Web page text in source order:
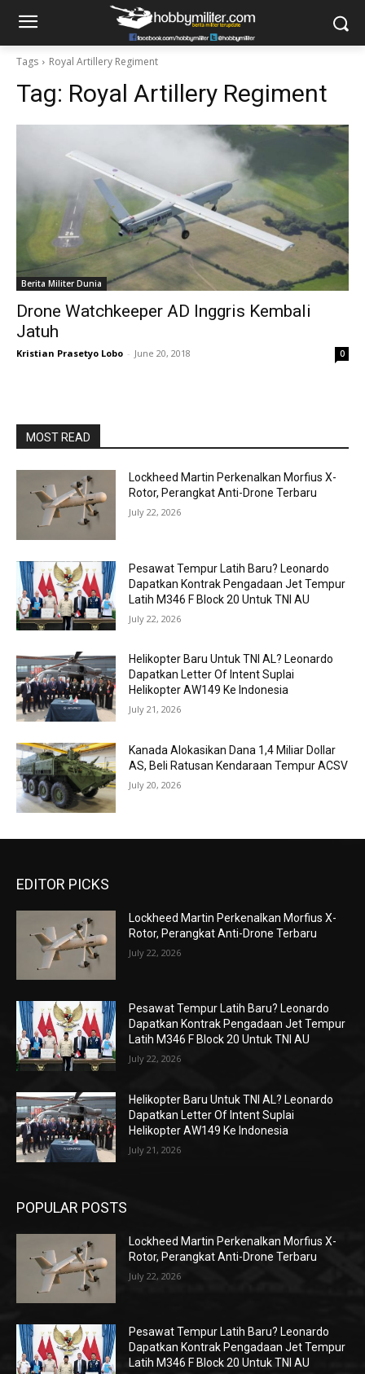
Tags Royal Artillery Regiment
Tag: Royal Artillery Regiment
Berita Militer Dunia
Drone Watchkeeper AD Inggris Kembali
Jatuh
Kristian Prasetyo Lobo - June 20, 2018 0
MOST READ
Lockheed Martin Perkenalkan Morfius X-
Rotor, Perangkat Anti-Drone Terbaru
July 22, 2026
Pesawat Tempur Latih Baru? Leonardo
Dapatkan Kontrak Pengadaan Jet Tempur
Latih M346 F Block 20 Untuk TNI AU
July 22, 2026
Helikopter Baru Untuk TNI AL? Leonardo
Dapatkan Letter Of Intent Suplai
Helikopter AW149 Ke Indonesia
July 21, 2026
Kanada Alokasikan Dana 1,4 Miliar Dollar
AS, Beli Ratusan Kendaraan Tempur ACSV
July 20, 2026
EDITOR PICKS
Lockheed Martin Perkenalkan Morfius X-
Rotor, Perangkat Anti-Drone Terbaru
July 22, 2026
Pesawat Tempur Latih Baru? Leonardo
Dapatkan Kontrak Pengadaan Jet Tempur
Latih M346 F Block 20 Untuk TNI AU
July 22, 2026
Helikopter Baru Untuk TNI AL? Leonardo
Dapatkan Letter Of Intent Suplai
Helikopter AW149 Ke Indonesia
July 21, 2026
POPULAR POSTS
Lockheed Martin Perkenalkan Morfius X-
Rotor, Perangkat Anti-Drone Terbaru
July 22, 2026
Pesawat Tempur Latih Baru? Leonardo
Dapatkan Kontrak Pengadaan Jet Tempur
Latih M346 F Block 20 Untuk TNI AU